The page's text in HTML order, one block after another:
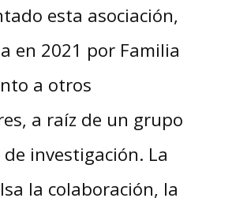
esta asociación,
en 2021 por Familia
a otros
a raíz de un grupo
investigación. La
la colaboración, la